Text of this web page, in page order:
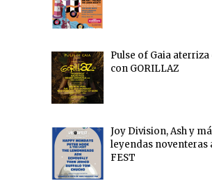
Pulse of Gaia
con GORILLAZ
Joy Division, Ash y
leyendas noventeras
FEST